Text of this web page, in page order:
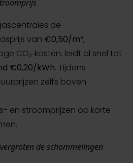
de
van €0,50/m³,
CO₂‑kosten, leidt al snel tot
€0,20/kWh. Tijdens
zelfs boven
en stroomprijzen op korte
de schommelingen